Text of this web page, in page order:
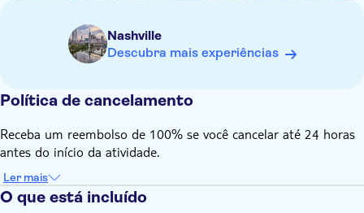
Nashville
Descubra mais experiências
Política de cancelamento
Receba um reembolso de 100% se você cancelar até 24 horas
antes do início da atividade.
Ler mais
O que está incluído